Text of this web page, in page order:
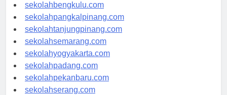
sekolahbengkulu.com
sekolahpangkalpinang.com
sekolahtanjungpinang.com
sekolahsemarang.com
sekolahyogyakarta.com
sekolahpadang.com
sekolahpekanbaru.com
sekolahserang.com